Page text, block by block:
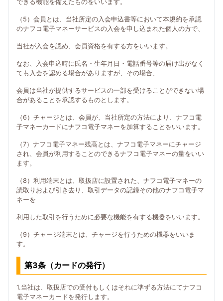
できる機能を備えたものをいいます。
（5）会員とは、当社所定の入会申込書等において本規約を承認
のナフコ電子マネーサービスの入会を申し込まれた個人の方で、
当社が入会を認め、会員資格を有する方をいいます。
なお、入会申込時に氏名・生年月日・電話番号等の届け出がなく
ても入会を認める場合がありますが、その場合、
会員は当社が提供するサービスの一部を受けることができない場
合があることを承認するものとします。
（6）チャージとは、会員が、当社所定の方法により、ナフコ電
子マネーカードにナフコ電子マネーを加算することをいいます。
（7）ナフコ電子マネー残高とは、ナフコ電子マネーにチャージ
され、会員が利用することのできるナフコ電子マネーの量をいい
ます。
（8）利用端末とは、取扱店に設置された、ナフコ電子マネーの
読取りおよび引き去り、取引データの記録その他のナフコ電子マ
ネーを
利用した取引を行うために必要な機能を有する機器をいいます。
（9）チャージ端末とは、チャージを行うための機器をいいま
す。
第3条（カードの発行）
1.当社は、取扱店での受付もしくはそれに準ずる方法にてナフコ
電子マネーカードを発行します。